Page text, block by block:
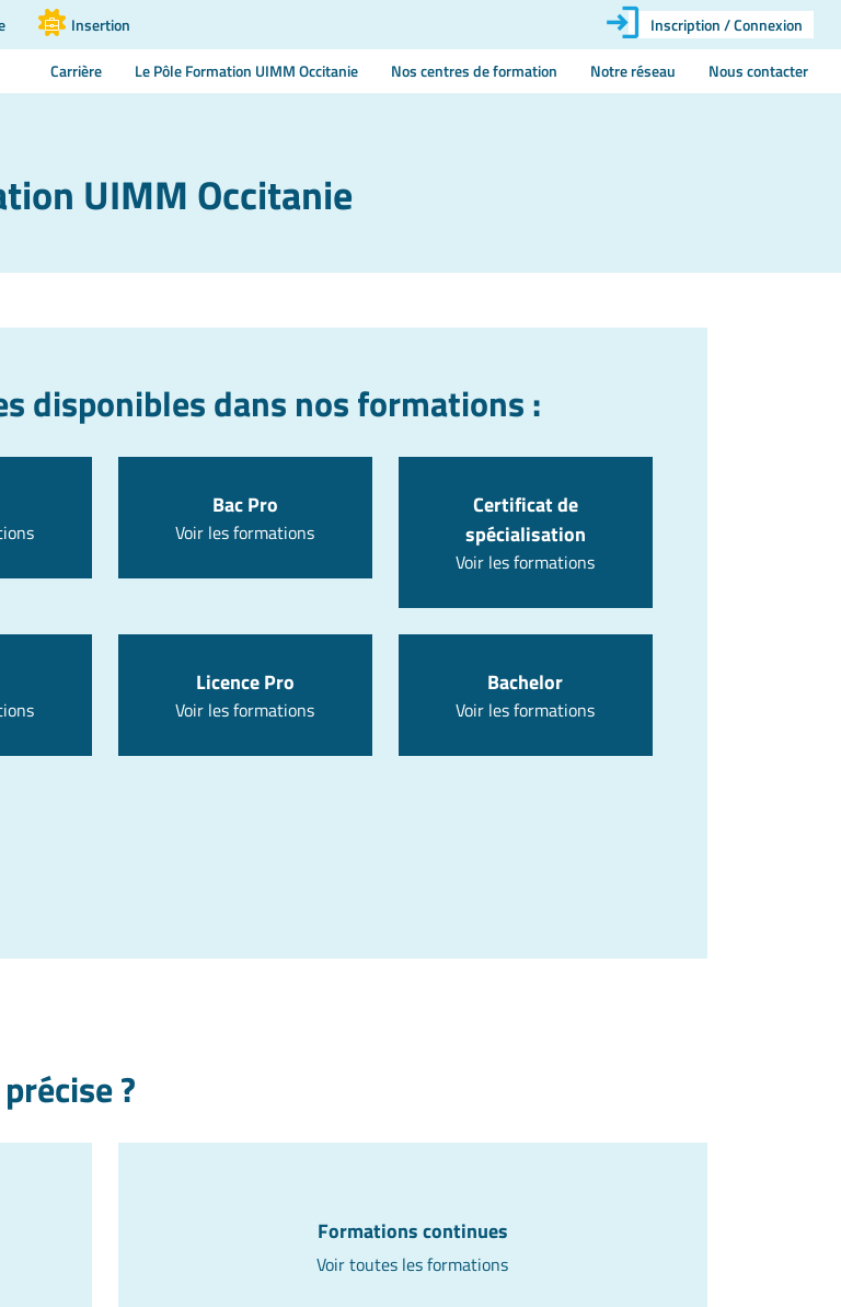
Insertion Inscription / Connexion
Carrière Le Pôle Formation UIMM Occitanie Nos centres de formation Notre réseau Nous contacter
UIMM Occitanie
disponibles dans nos formations :
Bac Pro
Voir les formations
Certificat de
spécialisation
Voir les formations
Licence Pro
Voir les formations
Bachelor
Voir les formations
?
Formations continues
Voir toutes les formations